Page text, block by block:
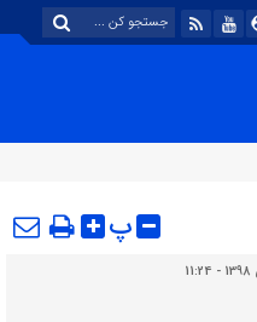
پ